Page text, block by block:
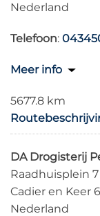
Nederland
Telefoon:
Meer info
5677.8 km
DA Drogisterij
Raadhuisplein 7
Cadier en Keer
Nederland